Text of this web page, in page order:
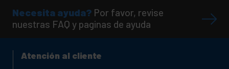
Necesita ayuda? Por favor, revise
nuestras FAQ y paginas de ayuda
Atención al cliente